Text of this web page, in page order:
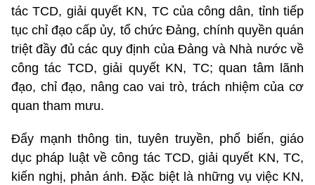
tác TCD, giải quyết KN, TC của công dân, tỉnh tiếp
tục chỉ đạo cấp ủy, tổ chức Đảng, chính quyền quán
triệt đầy đủ các quy định của Đảng và Nhà nước về
công tác TCD, giải quyết KN, TC; quan tâm lãnh
đạo, chỉ đạo, nâng cao vai trò, trách nhiệm của cơ
quan tham mưu.
Đẩy mạnh thông tin, tuyên truyền, phổ biến, giáo
dục pháp luật về công tác TCD, giải quyết KN, TC,
kiến nghị, phản ánh. Đặc biệt là những vụ việc KN,